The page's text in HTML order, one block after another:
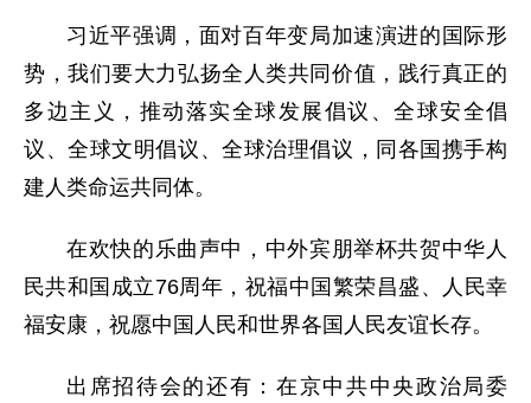
习近平强调，面对百年变局加速演进的国际形
势，我们要大力弘扬全人类共同价值，践行真正的
多边主义，推动落实全球发展倡议、全球安全倡
议、全球文明倡议、全球治理倡议，同各国携手构
建人类命运共同体。
在欢快的乐曲声中，中外宾朋举杯共贺中华人
民共和国成立76周年，祝福中国繁荣昌盛、人民幸
福安康，祝愿中国人民和世界各国人民友谊长存。
出席招待会的还有：在京中共中央政治局委